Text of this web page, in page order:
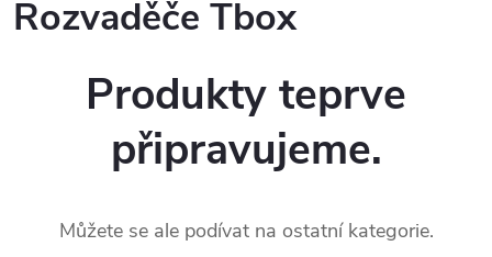
Rozvaděče Tbox
Produkty teprve
připravujeme.
Můžete se ale podívat na ostatní kategorie.